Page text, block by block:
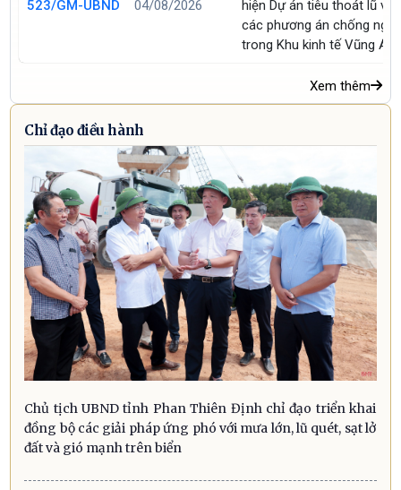
523/GM-UBND 04/08/2026
hiện Dự án tiêu thoát lũ và
các phương án chống
trong Khu kinh tế Vũng
Xem thêm
Chỉ đạo điều hành
Chủ tịch UBND tỉnh Phan Thiên Định chỉ đạo triển khai
đồng bộ các giải pháp ứng phó với mưa lớn, lũ quét, sạt lở
đất và gió mạnh trên biển